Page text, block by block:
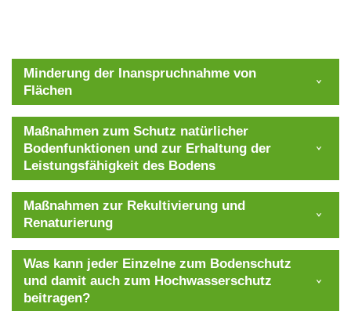
Minderung der Inanspruchnahme von
Flächen
Maßnahmen zum Schutz natürlicher
Bodenfunktionen und zur Erhaltung der
Leistungsfähigkeit des Bodens
Maßnahmen zur Rekultivierung und
Renaturierung
Was kann jeder Einzelne zum Bodenschutz
und damit auch zum Hochwasserschutz
beitragen?